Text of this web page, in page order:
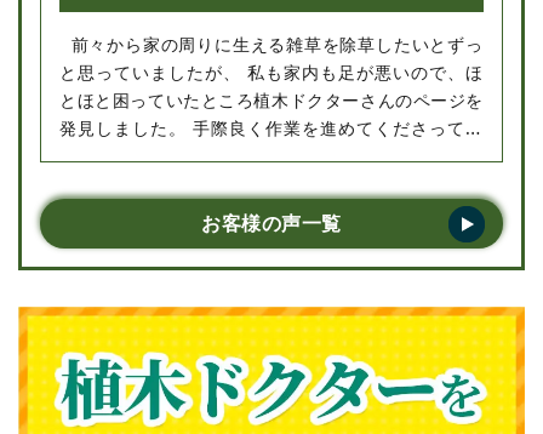
前々から家の周りに生える雑草を除草したいとずっ
と思っていましたが、 私も家内も足が悪いので、ほ
とほと困っていたところ植木ドクターさんのページを
発見しました。 手際良く作業を進めてくださってい
る姿を見て、さすがプロだなと感心してしまいまし
た。また何かあったら是非またお願いしたいで
お客様の声一覧